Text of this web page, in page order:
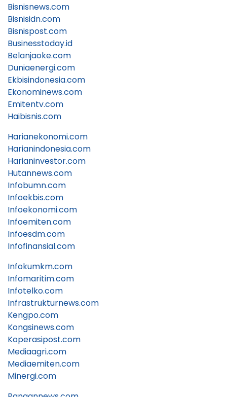
Bisnisnews.com
Bisnisidn.com
Bisnispost.com
Businesstoday.id
Belanjaoke.com
Duniaenergi.com
Ekbisindonesia.com
Ekonominews.com
Emitentv.com
Haibisnis.com
Harianekonomi.com
Harianindonesia.com
Harianinvestor.com
Hutannews.com
Infobumn.com
Infoekbis.com
Infoekonomi.com
Infoemiten.com
Infoesdm.com
Infofinansial.com
Infokumkm.com
Infomaritim.com
Infotelko.com
Infrastrukturnews.com
Kengpo.com
Kongsinews.com
Koperasipost.com
Mediaagri.com
Mediaemiten.com
Minergi.com